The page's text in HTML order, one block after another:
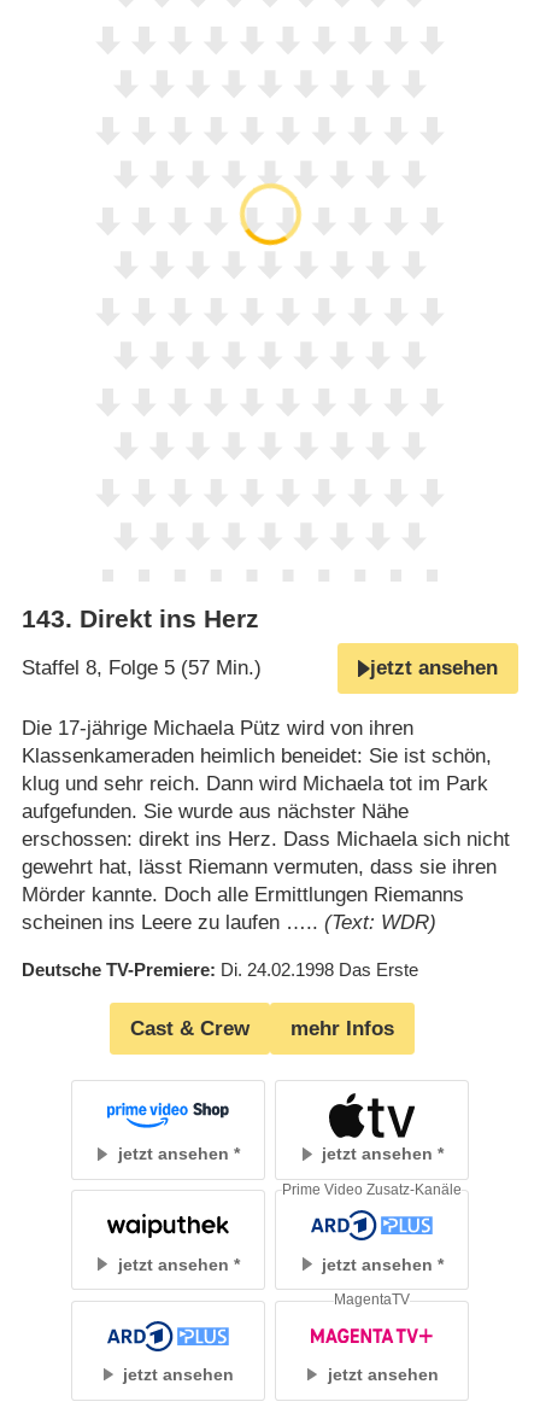
143. Direkt ins Herz
Staffel 8, Folge 5 (57 Min.) jetzt ansehen
Die 17-jährige Michaela Pütz wird von ihren
Klassenkameraden heimlich beneidet: Sie ist schön,
klug und sehr reich. Dann wird Michaela tot im Park
aufgefunden. Sie wurde aus nächster Nähe
erschossen: direkt ins Herz. Dass Michaela sich nicht
gewehrt hat, lässt Riemann vermuten, dass sie ihren
Mörder kannte. Doch alle Ermittlungen Riemanns
scheinen ins Leere zu laufen ….. (Text: WDR)
Deutsche TV-Premiere Di. 24.02.1998 Das Erste
Cast & Crew mehr Infos
jetzt ansehen jetzt ansehen
jetzt ansehen jetzt ansehen
Prime Video Zusatz-Kanäle
jetzt ansehen jetzt ansehen
MagentaTV